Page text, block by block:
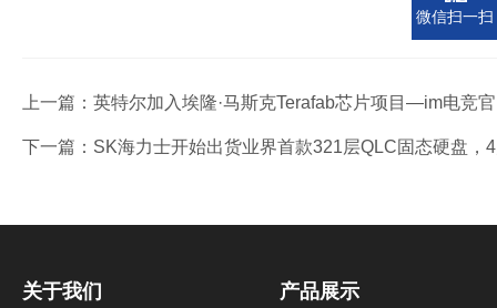
上一篇： 英特尔加入埃隆·马斯克Terafab芯片项目—im电竞
下一篇： SK海力士开始出货业界首款321层QLC固态硬盘
关于我们 产品展示
微信扫一扫